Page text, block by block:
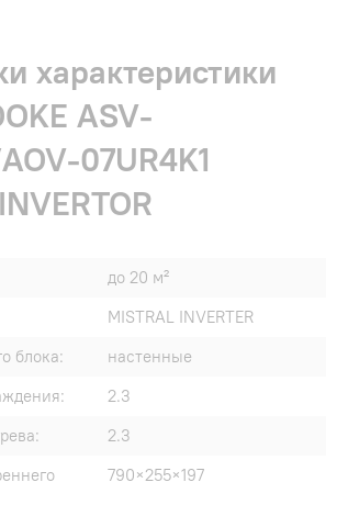
характеристики
ASV-
07UR4K1
до 20 м²
MISTRAL INVERTER
блока:
настенные
2.3
2.3
790×255×197